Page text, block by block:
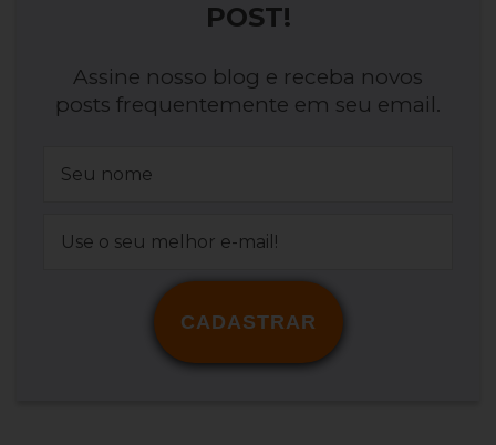
POST!
Assine nosso blog e receba novos
posts frequentemente em seu email.
CADASTRAR